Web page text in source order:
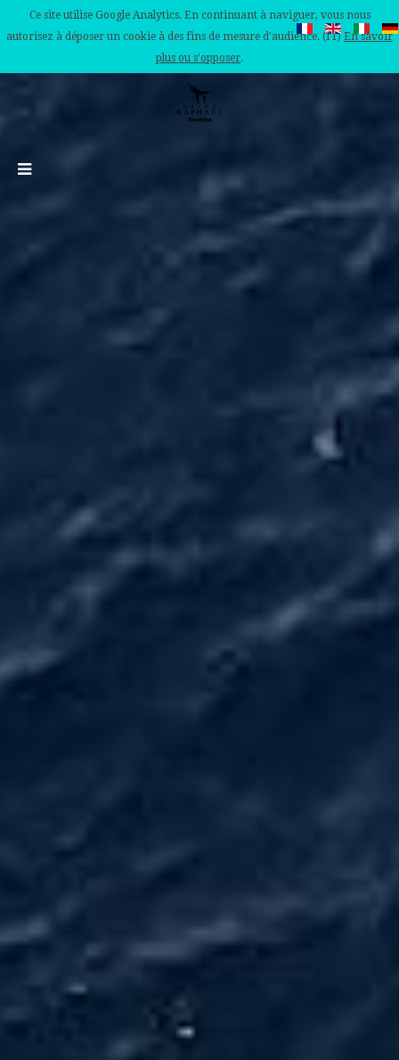
Ce site utilise Google Analytics. En continuant à naviguer, vous nous
autorisez à déposer un cookie à des fins de mesure d'audience. (IT) En savoir
plus ou s'opposer.